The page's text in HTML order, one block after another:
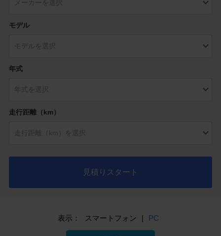
モデル
年式
走行距離（km）
見積りスタート
表示： スマートフォン | PC